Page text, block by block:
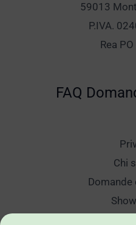
59013
P.IVA.
Rea
FAQ
Chi
Domande